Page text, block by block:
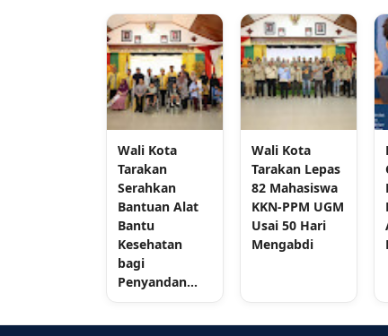
Wali Kota
Tarakan
Serahkan
Bantuan Alat
Bantu
Kesehatan
bagi
Penyandan...
Wali Kota
Tarakan Lepas
82 Mahasiswa
KKN-PPM UGM
Usai 50 Hari
Mengabdi